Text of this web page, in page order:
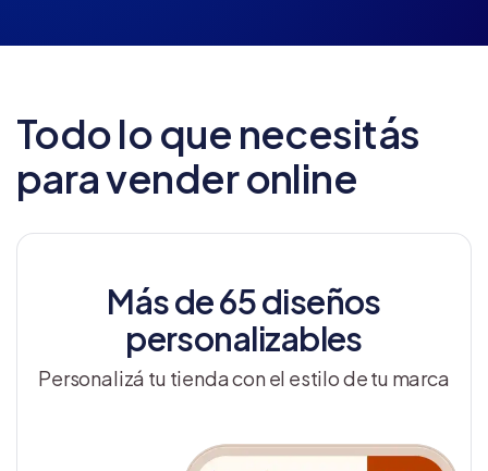
Todo lo que necesitás
para vender online
Más de 65 diseños
personalizables
Personalizá tu tienda con el estilo de tu marca